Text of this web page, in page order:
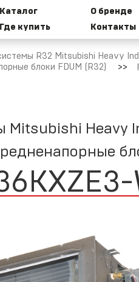
Каталог
Бытовые
сплит-
системы
системы
Heavy
Industries
R32 Mitsubishi
Heavy
Industries
О бренде
Где купить
Контакты
R32 Mitsubishi Heavy
блоки FDUM (R32)
Mitsubishi Heavy
-